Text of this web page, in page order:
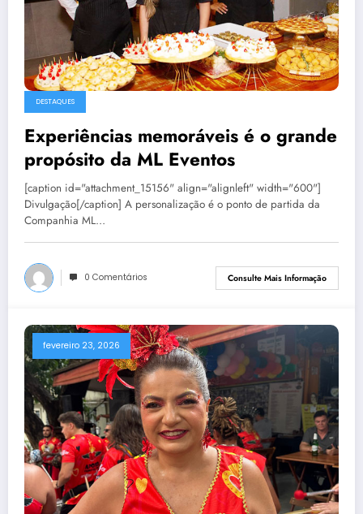
DESTAQUES
Experiências memoráveis é o grande
propósito da ML Eventos
[caption id="attachment_15156" align="alignleft" width="600"]
Divulgação[/caption] A personalização é o ponto de partida da
Companhia ML…
0 Comentários Consulte Mais Informação
fevereiro 23, 2026